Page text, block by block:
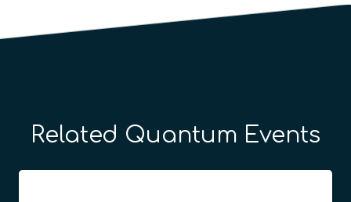
Related Quantum Events